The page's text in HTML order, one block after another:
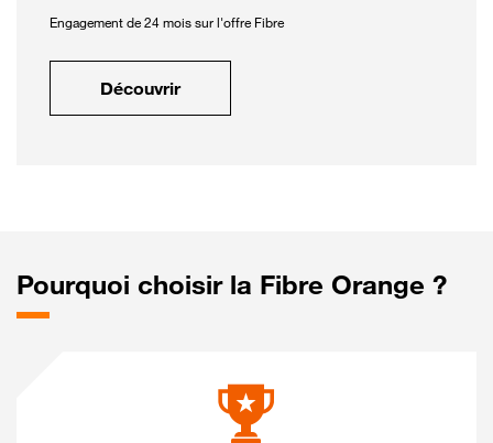
Engagement de 24 mois sur l'offre Fibre
Découvrir
Pourquoi choisir la Fibre Orange ?